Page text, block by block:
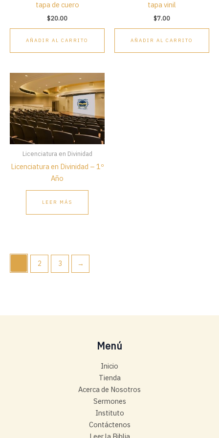
tapa de cuero
$20.00
AÑADIR AL CARRITO
tapa vinil
$7.00
AÑADIR AL CARRITO
Licenciatura en Divinidad
Licenciatura en Divinidad – 1º
Año
LEER MÁS
2 3 →
Menú
Inicio
Tienda
Acerca de Nosotros
Sermones
Instituto
Contáctenos